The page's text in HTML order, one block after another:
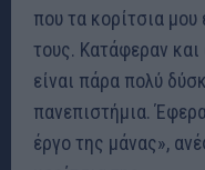
που τα κορίτσια μου
τους. Κατάφεραν
είναι πάρα πολύ
πανεπιστήμια.
έργο της μάνας»,